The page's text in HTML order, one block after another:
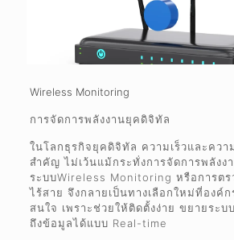
Wireless Monitoring
การจัดการพลังงานยุคดิจิทัล
ในโลกธุรกิจยุคดิจิทัล ความเร็วและคว
สำคัญ ไม่เว้นแม้กระทั่งการจัดการพลังง
ระบบWireless Monitoring หรือการตร
ไร้สาย จึงกลายเป็นทางเลือกใหม่ที่องค์
สนใจ เพราะช่วยให้ติดตั้งง่าย ขยายระบ
ถึงข้อมูลได้แบบ Real-time